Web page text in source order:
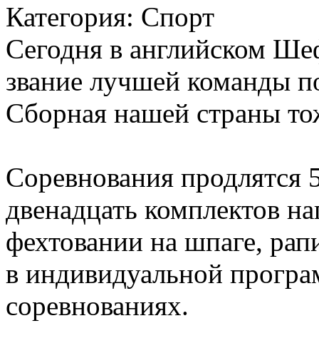
Категория: Спорт
Сегодня в английском
звание лучшей команды
Сборная нашей страны
Соревнования продлятся
двенадцать комплектов
фехтовании на шпаге,
в индивидуальной
соревнованиях.